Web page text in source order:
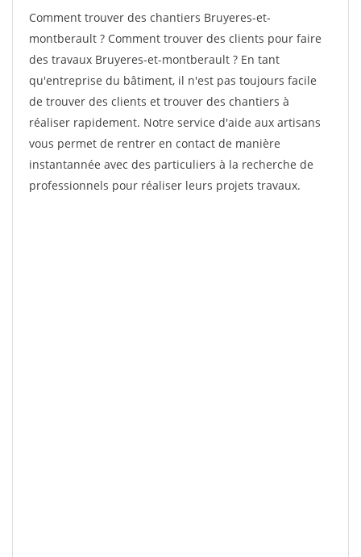
Comment trouver des chantiers Bruyeres-et-
montberault ? Comment trouver des clients pour faire
des travaux Bruyeres-et-montberault ? En tant
qu'entreprise du bâtiment, il n'est pas toujours facile
de trouver des clients et trouver des chantiers à
réaliser rapidement. Notre service d'aide aux artisans
vous permet de rentrer en contact de manière
instantannée avec des particuliers à la recherche de
professionnels pour réaliser leurs projets travaux.